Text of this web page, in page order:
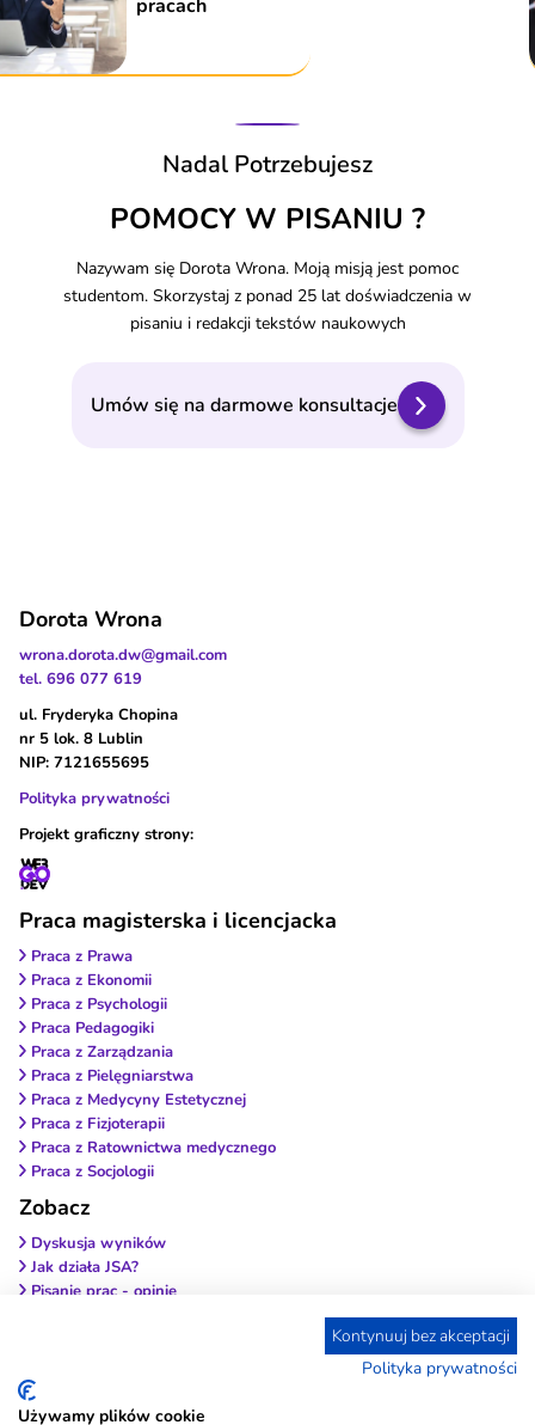
Nadal Potrzebujesz
POMOCY W PISANIU ?
Nazywam się Dorota Wrona. Moją misją jest pomoc
studentom. Skorzystaj z ponad 25 lat doświadczenia w
pisaniu i redakcji tekstów naukowych
Umów się na darmowe konsultacje
Dorota Wrona
wrona.dorota.dw@gmail.com
tel. 696 077 619
ul. Fryderyka Chopina
nr 5 lok. 8 Lublin
NIP: 7121655695
Polityka prywatności
Projekt graficzny strony:
Praca magisterska i licencjacka
Praca z Prawa
Praca z Ekonomii
Praca z Psychologii
Praca Pedagogiki
Praca z Zarządzania
Praca z Pielęgniarstwa
Praca z Medycyny Estetycznej
Praca z Fizjoterapii
Praca z Ratownictwa medycznego
Praca z Socjologii
Zobacz
Dyskusja wyników
Jak działa JSA?
Pisanie prac - opinie
Jak wybrać firmę?
Czy to legalne?
Kontynuuj bez akceptacji
Polityka prywatności
Używamy plików cookie